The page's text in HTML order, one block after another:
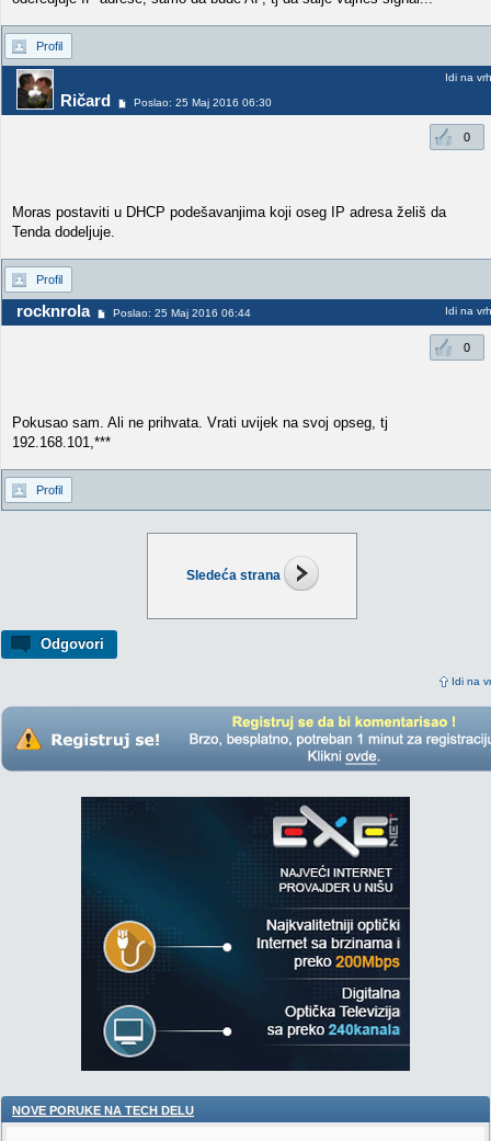
Sledeća strana
Odgovori
Idi na
Profil
Ričard Poslao: 25 Maj 2016 06:30
Idi na vrh
0
Moras postaviti u DHCP podešavanjima koji oseg IP adresa želiš da
Tenda dodeljuje.
Profil
rocknrola Poslao: 25 Maj 2016 06:44 Idi na vrh
0
Pokusao sam. Ali ne prihvata. Vrati uvijek na svoj opseg, tj
192.168.101,***
Profil
NOVE PORUKE NA TECH DELU